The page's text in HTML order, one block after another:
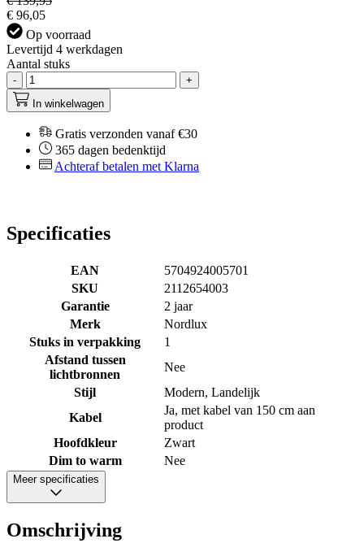
€ 96,05
Op voorraad
Levertijd 4 werkdagen
Aantal stuks
-
+
In winkelwagen
Gratis verzonden vanaf €30
365 dagen bedenktijd
Achteraf betalen met Klarna
Specificaties
EAN
5704924005701
SKU
2112654003
Garantie
2 jaar
Merk
Nordlux
Stuks in verpakking
1
Afstand tussen
lichtbronnen
Nee
Stijl
Modern, Landelijk
Kabel
Ja, met kabel van 150 cm aan
product
Hoofdkleur
Zwart
Dim to warm
Nee
Meer specificaties
Omschrijving